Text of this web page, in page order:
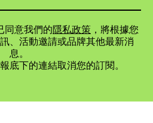
同意我們的隱私政策 ，將根據您
、活動邀請或品牌其他最新消
息。
底下的連結取消您的訂閱。